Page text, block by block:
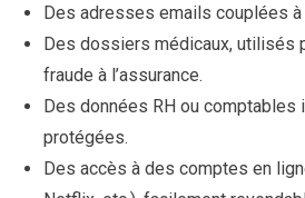
Des adresses emails couplées
Des dossiers médicaux, utilisés
fraude à l’assurance.
Des données RH ou comptables
protégées.
Des accès à des comptes en